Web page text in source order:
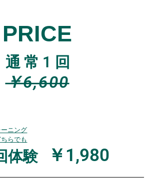
PRICE
通常1回
￥6,600
ニング
ちらでも
体験 ￥1,980